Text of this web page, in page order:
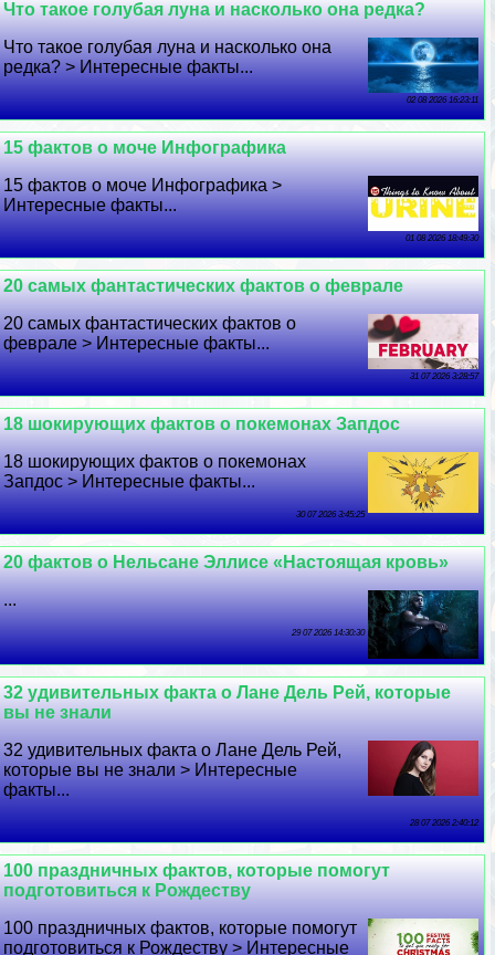
Что такое гoлyбая луна и насколько она редка?
Что такое гoлyбая луна и насколько она
редка? > Интересные факты...
02 08 2026 16:23:11
15 фактов о моче Инфографика
15 фактов о моче Инфографика >
Интересные факты...
01 08 2026 18:49:30
20 самых фантастических фактов о феврале
20 самых фантастических фактов о
феврале > Интересные факты...
31 07 2026 3:28:57
18 шокирующих фактов о покемонах Запдос
18 шокирующих фактов о покемонах
Запдос > Интересные факты...
30 07 2026 3:45:25
20 фактов о Нельсане Эллисе «Настоящая кровь»
...
29 07 2026 14:30:30
32 удивительных факта о Лане Дель Рей, которые
вы не знали
32 удивительных факта о Лане Дель Рей,
которые вы не знали > Интересные
факты...
28 07 2026 2:40:12
100 праздничных фактов, которые помогут
подготовиться к Рождеству
100 праздничных фактов, которые помогут
подготовиться к Рождеству > Интересные